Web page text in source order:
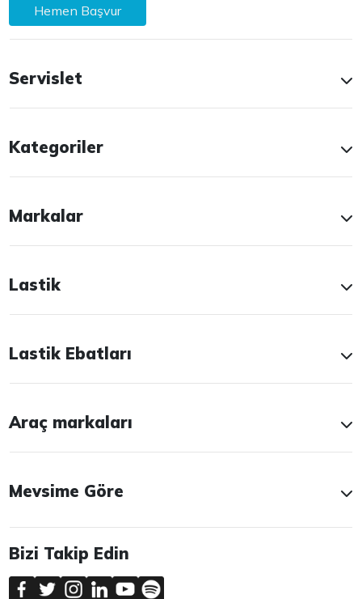
Hemen Başvur
Servislet
Kategoriler
Markalar
Lastik
Lastik Ebatları
Araç markaları
Mevsime Göre
Bizi Takip Edin